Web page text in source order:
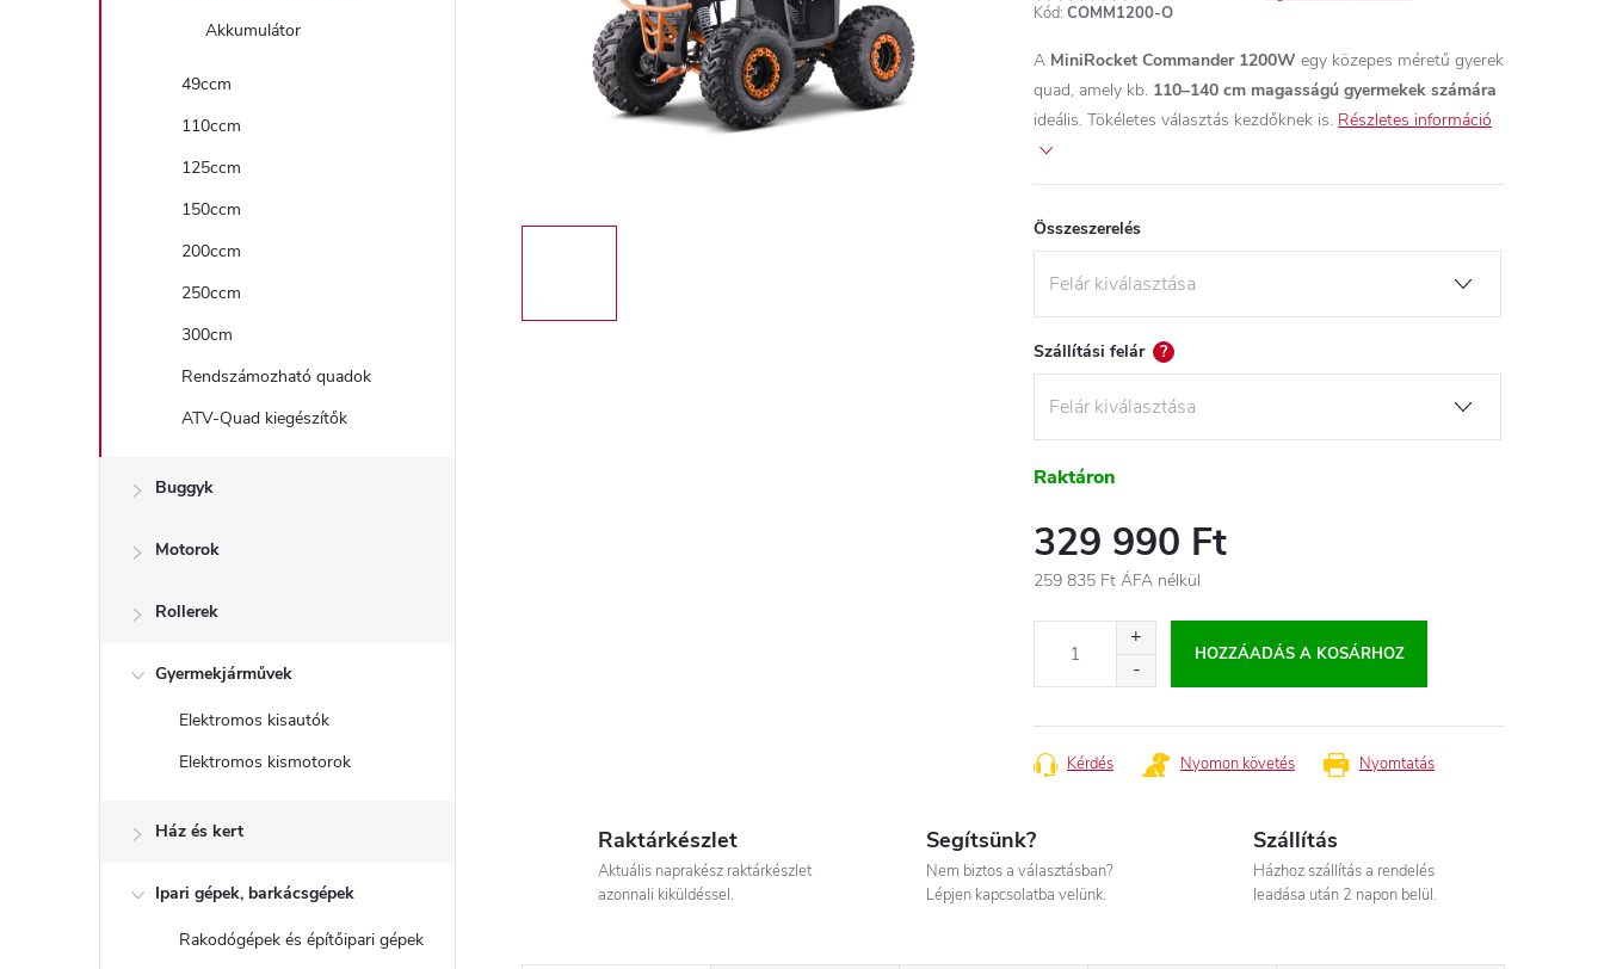
e
Akkumulátor
49ccm
110ccm
125ccm
150ccm
200ccm
250ccm
300cm
Rendszámozható quadok
ATV-Quad kiegészítők
Buggyk
Motorok
Rollerek
Gyermekjárművek
Elektromos kisautók
Elektromos kismotorok
Ház és kert
Ipari gépek, barkácsgépek
Rakodógépek és építőipari gépek
Kód: COMM1200-O
A MiniRocket Commander 1200W egy közepes méretű gyerek
quad, amely kb. 110–140 cm magasságú gyermekek számára
ideális. Tökéletes választás kezdőknek is. Részletes információ
Összeszerelés
Szállítási felár ?
Raktáron
329 990 Ft
259 835 Ft ÁFA nélkül
HOZZÁADÁS A KOSÁRHOZ
Nyomtatás
Kérdés Nyomon követés
Raktárkészlet
Aktuális naprakész raktárkészlet
azonnali kiküldéssel.
Segítsünk?
Nem biztos a választásban?
Lépjen kapcsolatba velünk.
Szállítás
Házhoz szállítás a rendelés
leadása után 2 napon belül.